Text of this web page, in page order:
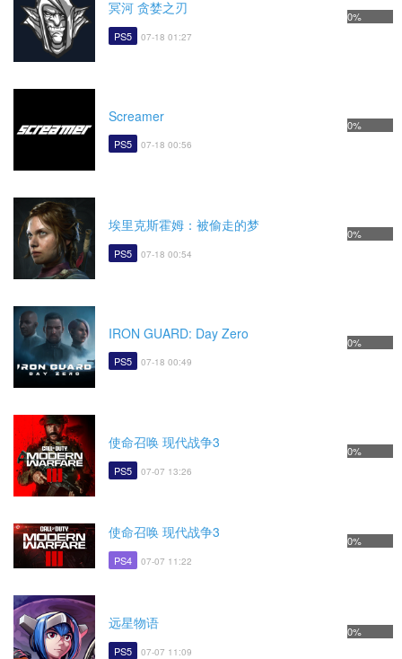
冥河 贪婪之刃
PS5 07-18 01:27
0%
Screamer
PS5 07-18 00:56
0%
埃里克斯霍姆：被偷走的梦
PS5 07-18 00:54
0%
IRON GUARD: Day Zero
PS5 07-18 00:49
0%
使命召唤 现代战争3
PS5 07-07 13:26
0%
使命召唤 现代战争3
PS4 07-07 11:22
0%
远星物语
PS5 07-07 11:09
0%